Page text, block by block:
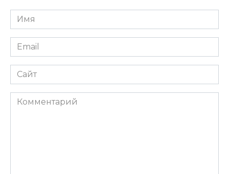
Имя
*
Email
*
Сайт
Комментарий